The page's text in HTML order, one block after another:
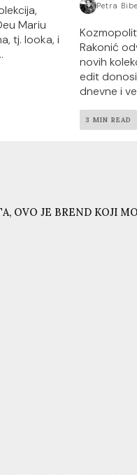
Mariu
tj. looka, i
Petra
Rakonić
novih
edit
dnevne i
3 MIN READ
OVO JE BREND KOJI